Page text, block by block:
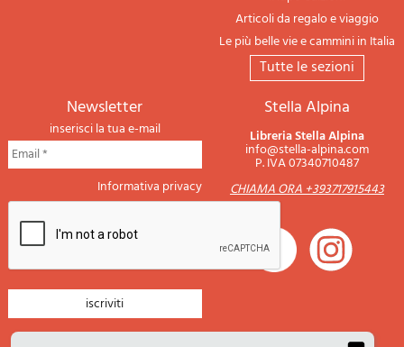
Articoli da regalo e viaggio
Le più belle vie e cammini in Italia
tutte le sezioni
newsletter
inserisci la tua e-mail
Informativa privacy
Stella Alpina
Libreria Stella Alpina
info@stella-alpina.com
P. IVA 07340710487
CHIAMA ORA +393717915443